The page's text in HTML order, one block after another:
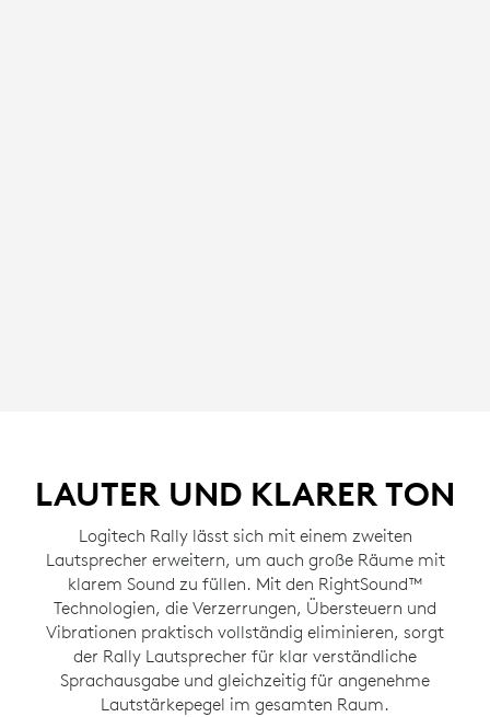
LAUTER UND KLARER TON
Logitech Rally lässt sich mit einem zweiten
Lautsprecher erweitern, um auch große Räume mit
klarem Sound zu füllen. Mit den RightSound™
Technologien, die Verzerrungen, Übersteuern und
Vibrationen praktisch vollständig eliminieren, sorgt
der Rally Lautsprecher für klar verständliche
Sprachausgabe und gleichzeitig für angenehme
Lautstärkepegel im gesamten Raum.